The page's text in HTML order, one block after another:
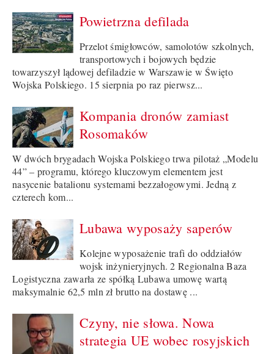
Powietrzna defilada
Przelot śmigłowców, samolotów szkolnych,
transportowych i bojowych będzie
towarzyszył lądowej defiladzie w Warszawie w Święto
Wojska Polskiego. 15 sierpnia po raz pierwsz...
Kompania dronów zamiast
Rosomaków
W dwóch brygadach Wojska Polskiego trwa pilotaż „Modelu
44” – programu, którego kluczowym elementem jest
nasycenie batalionu systemami bezzałogowymi. Jedną z
czterech kom...
Lubawa wyposaży saperów
Kolejne wyposażenie trafi do oddziałów
wojsk inżynieryjnych. 2 Regionalna Baza
Logistyczna zawarła ze spółką Lubawa umowę wartą
maksymalnie 62,5 mln zł brutto na dostawę ...
Czyny, nie słowa. Nowa
strategia UE wobec rosyjskich